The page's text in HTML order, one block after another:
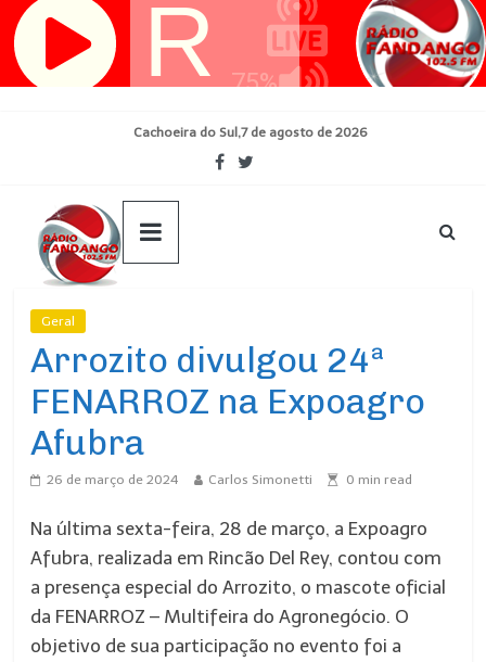
Pular
para
Cachoeira do Sul,7 de agosto de 2026
Geral
Arrozito divulgou 24ª
FENARROZ na Expoagro
Afubra
26 de março de 2024 Carlos Simonetti 0 min read
Na última sexta-feira, 28 de março, a Expoagro
Afubra, realizada em Rincão Del Rey, contou com
a presença especial do Arrozito, o mascote oficial
da FENARROZ – Multifeira do Agronegócio. O
objetivo de sua participação no evento foi a